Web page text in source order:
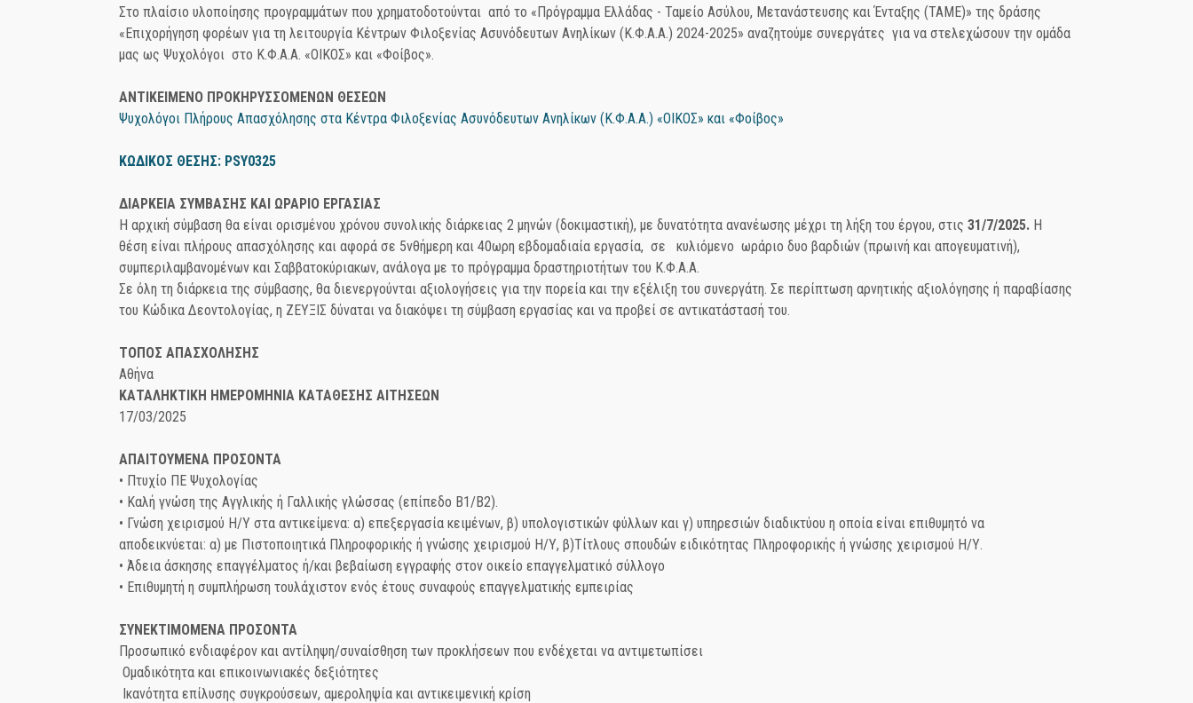
Στο πλαίσιο υλοποίησης προγραμμάτων που χρηματοδοτούνται από το «Πρόγραμμα Ελλάδας - Ταμείο Ασύλου, Μετανάστευσης και Ένταξης (ΤΑΜΕ)» της δράσης
«Επιχορήγηση φορέων για τη λειτουργία Κέντρων Φιλοξενίας Ασυνόδευτων Ανηλίκων (Κ.Φ.Α.Α.) 2024-2025» αναζητούμε συνεργάτες για να στελεχώσουν την ομάδα
μας ως Ψυχολόγοι στο Κ.Φ.Α.Α. «ΟΙΚΟΣ» και «Φοίβος».
ΑΝΤΙΚΕΙΜΕΝΟ ΠΡΟΚΗΡΥΣΣΟΜΕΝΩΝ ΘΕΣΕΩΝ
Ψυχολόγοι Πλήρους Απασχόλησης στα Κέντρα Φιλοξενίας Ασυνόδευτων Ανηλίκων (Κ.Φ.Α.Α.) «ΟΙΚΟΣ» και «Φοίβος»
ΚΩΔΙΚΟΣ ΘΕΣΗΣ: PSY0325
ΔΙΑΡΚΕΙΑ ΣΥΜΒΑΣΗΣ ΚΑΙ ΩΡΑΡΙΟ ΕΡΓΑΣΙΑΣ
Η αρχική σύμβαση θα είναι ορισμένου χρόνου συνολικής διάρκειας 2 μηνών (δοκιμαστική), με δυνατότητα ανανέωσης μέχρι τη λήξη του έργου, στις31/7/2025. Η
θέση είναι πλήρους απασχόλησης και αφορά σε 5νθήμερη και 40ωρη εβδομαδιαία εργασία, σε κυλιόμενο ωράριο δυο βαρδιών (πρωινή και απογευματινή),
συμπεριλαμβανομένων και Σαββατοκύριακων, ανάλογα με το πρόγραμμα δραστηριοτήτων του Κ.Φ.Α.Α.
Σε όλη τη διάρκεια της σύμβασης, θα διενεργούνται αξιολογήσεις για την πορεία και την εξέλιξη του συνεργάτη. Σε περίπτωση αρνητικής αξιολόγησης ή παραβίασης
του Κώδικα Δεοντολογίας, η ΖΕΥΞΙΣ δύναται να διακόψει τη σύμβαση εργασίας και να προβεί σε αντικατάστασή του.
ΤΟΠΟΣ ΑΠΑΣΧΟΛΗΣΗΣ
Αθήνα
ΚΑΤΑΛΗΚΤΙΚΗ ΗΜΕΡΟΜΗΝΙΑ ΚΑΤΑΘΕΣΗΣ ΑΙΤΗΣΕΩΝ
17/03/2025
ΑΠΑΙΤΟΥΜΕΝΑ ΠΡΟΣΟΝΤΑ
• Πτυχίο ΠΕ Ψυχολογίας
• Καλή γνώση της Αγγλικής ή Γαλλικής γλώσσας (επίπεδο Β1/Β2).
• Γνώση χειρισμού Η/Υ στα αντικείμενα: α) επεξεργασία κειμένων, β) υπολογιστικών φύλλων και γ) υπηρεσιών διαδικτύου η οποία είναι επιθυμητό να
αποδεικνύεται: α) με Πιστοποιητικά Πληροφορικής ή γνώσης χειρισμού Η/Υ, β)Τίτλους σπουδών ειδικότητας Πληροφορικής ή γνώσης χειρισμού Η/Υ.
• Άδεια άσκησης επαγγέλματος ή/και βεβαίωση εγγραφής στον οικείο επαγγελματικό σύλλογο
• Επιθυμητή η συμπλήρωση τουλάχιστον ενός έτους συναφούς επαγγελματικής εμπειρίας
ΣΥΝΕΚΤΙΜΟΜΕΝΑ ΠΡΟΣΟΝΤΑ
Προσωπικό ενδιαφέρον και αντίληψη/συναίσθηση των προκλήσεων που ενδέχεται να αντιμετωπίσει
Ομαδικότητα και επικοινωνιακές δεξιότητες
Ικανότητα επίλυσης συγκρούσεων, αμεροληψία και αντικειμενική κρίση